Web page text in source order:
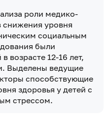
роли медико-
снижения уровня
социальным
были
возрасте 12-16 лет,
Выделены ведущие
способствующие
здоровья у детей с
стрессом.